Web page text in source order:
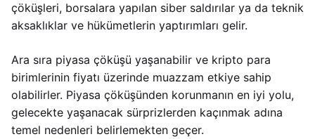
çöküşleri, borsalara yapılan siber saldırılar ya da teknik
aksaklıklar ve hükümetlerin yaptırımları gelir.
Ara sıra piyasa çöküşü yaşanabilir ve kripto para
birimlerinin fiyatı üzerinde muazzam etkiye sahip
olabilirler. Piyasa çöküşünden korunmanın en iyi yolu,
gelecekte yaşanacak sürprizlerden kaçınmak adına
temel nedenleri belirlemekten geçer.